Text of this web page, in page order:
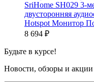
SriHome SH029 3-
двусторонняя
Hotspot Монитор
8 694 ₽
Будьте в курсе!
Новости, обзоры и акции